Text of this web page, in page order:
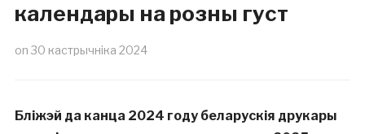
календары на розны густ
on 30 кастрычніка 2024
Бліжэй да канца 2024 году беларускія друкары